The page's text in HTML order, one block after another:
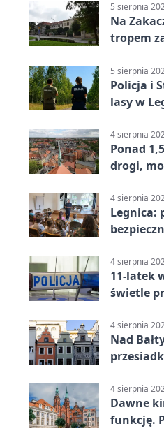
5 sierpnia
Na
tropem
5 sierpnia
Policja i
lasy w
4 sierpnia
Ponad
drogi,
4 sierpnia
Legnica:
4 sierpnia
11-latek
świetle
4 sierpnia
Nad
4 sierpnia
Dawne
funkcję.